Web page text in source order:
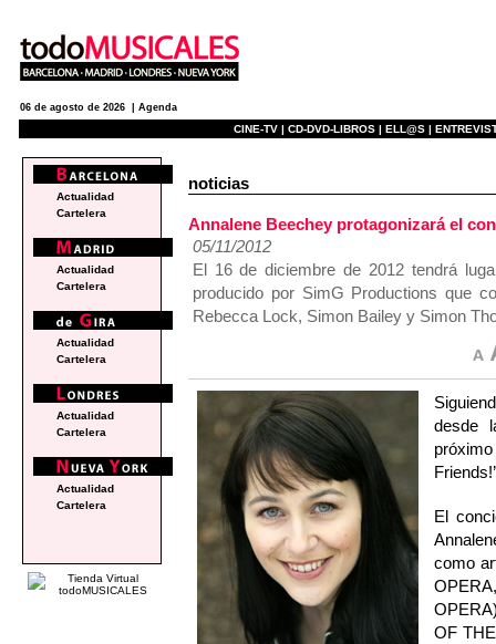
06 de agosto de 2026 | Agenda
CINE-TV | CD-DVD-LIBROS | ELL@S |
noticias
Annalene Beechey protagonizará el
05/11/2012
El 16 de diciembre de 2012 tendrá
producido por SimG Productions que
Rebecca Lock, Simon Bailey y Simon
desde
El
como
OF
Actualidad
Cartelera
Actualidad
Cartelera
Actualidad
Cartelera
Actualidad
Cartelera
Actualidad
Cartelera